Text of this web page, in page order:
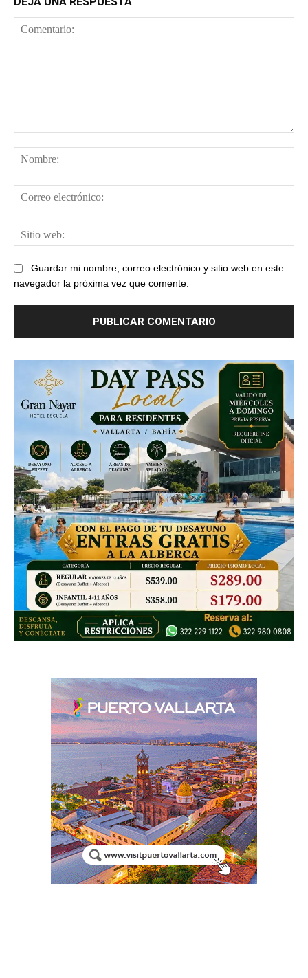
Guardar mi nombre, correo electrónico y sitio web en este
navegador la próxima vez que comente.